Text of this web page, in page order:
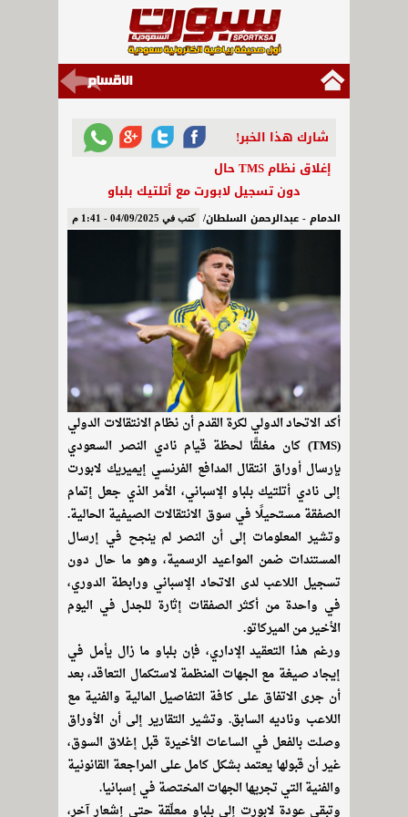
شارك هذا الخبر!
إغلاق نظام TMS حال
دون تسجيل لابورت مع أتلتيك بلباو
الدمام - عبدالرحمن السلطان/ كتب في 04/09/2025 - 1:41 م
أكد الاتحاد الدولي لكرة القدم أن نظام الانتقالات الدولي
(TMS) كان مغلقًا لحظة قيام نادي النصر السعودي
بإرسال أوراق انتقال المدافع الفرنسي إيميريك لابورت
إلى نادي أتلتيك بلباو الإسباني، الأمر الذي جعل إتمام
الصفقة مستحيلًا في سوق الانتقالات الصيفية الحالية.
وتشير المعلومات إلى أن النصر لم ينجح في إرسال
المستندات ضمن المواعيد الرسمية، وهو ما حال دون
تسجيل اللاعب لدى الاتحاد الإسباني ورابطة الدوري،
في واحدة من أكثر الصفقات إثارة للجدل في اليوم
الأخير من الميركاتو.
ورغم هذا التعقيد الإداري، فإن بلباو ما زال يأمل في
إيجاد صيغة مع الجهات المنظمة لاستكمال التعاقد، بعد
أن جرى الاتفاق على كافة التفاصيل المالية والفنية مع
اللاعب وناديه السابق. وتشير التقارير إلى أن الأوراق
وصلت بالفعل في الساعات الأخيرة قبل إغلاق السوق،
غير أن قبولها يعتمد بشكل كامل على المراجعة القانونية
والفنية التي تجريها الجهات المختصة في إسبانيا.
وتبقى عودة لابورت إلى بلباو معلّقة حتى إشعار آخر،